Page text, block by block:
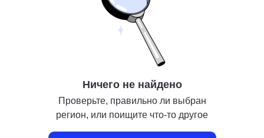
Ничего не найдено
Проверьте, правильно ли выбран
регион, или поищите что-то другое